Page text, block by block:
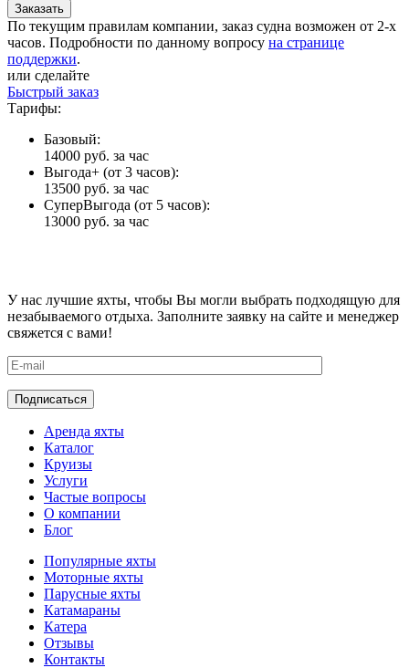
Заказать
По текущим правилам компании, заказ судна возможен от 2-х
часов. Подробности по данному вопросу на странице
поддержки.
или сделайте
Быстрый заказ
Тарифы:
Базовый:
14000 руб. за час
Выгода+ (от 3 часов):
13500 руб. за час
СуперВыгода (от 5 часов):
13000 руб. за час
У нас лучшие яхты, чтобы Вы могли выбрать подходящую для
незабываемого отдыха. Заполните заявку на сайте и менеджер
свяжется с вами!
Аренда яхты
Каталог
Круизы
Услуги
Частые вопросы
О компании
Блог
Популярные яхты
Моторные яхты
Парусные яхты
Катамараны
Катера
Отзывы
Контакты